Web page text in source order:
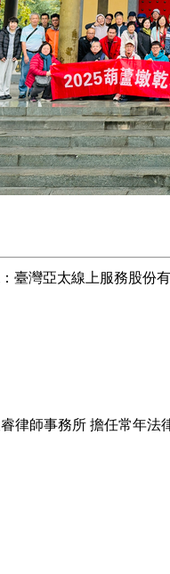
臺灣亞太線上服務股份
律師事務所 擔任常年法